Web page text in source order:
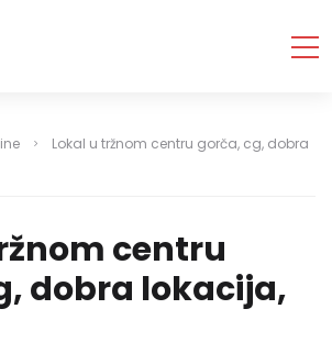
Lokal u tržnom centru gorča, cg, dobra
centru
dobra lokacija,